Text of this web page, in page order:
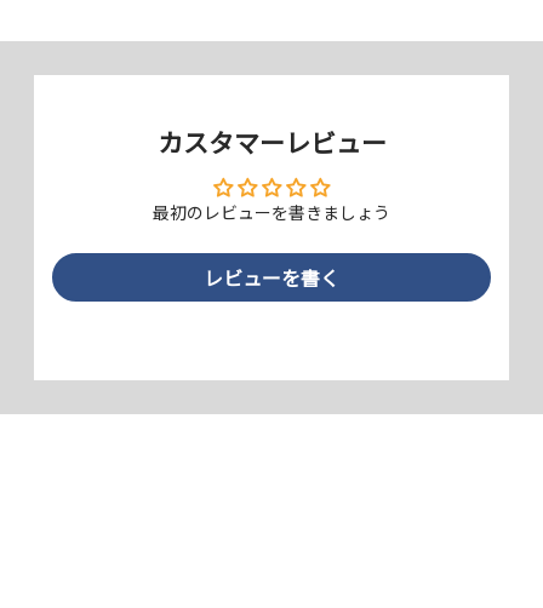
ギラつきを抑える反射防止（アンチグレア）タイプ。指すべりがさらさ
さらにLEDライトのギラつきを大幅に低減するため、目に優しくなって
カスタマーレビュー
最初のレビューを書きましょう
レビューを書く